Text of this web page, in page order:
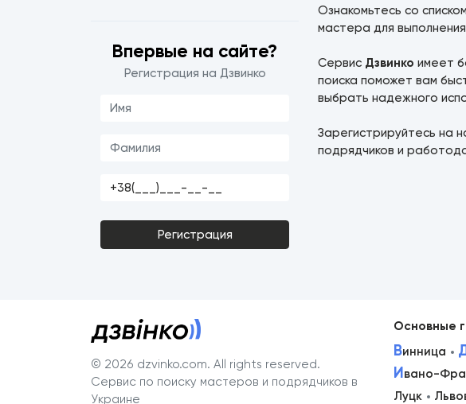
Впервые на сайте?
Регистрация на Дзвинко
Регистрация
Ознакомьтесь со
мастера для
Сервис Дзвинко имеет
поиска поможет вам
выбрать надежного
Зарегистрируйтесь на
подрядчиков и
© 2026 dzvinko.com. All rights reserved.
Сервис по поиску мастеров и подрядчиков в
Украине
Основные
Винница
Ивано-
Луцк